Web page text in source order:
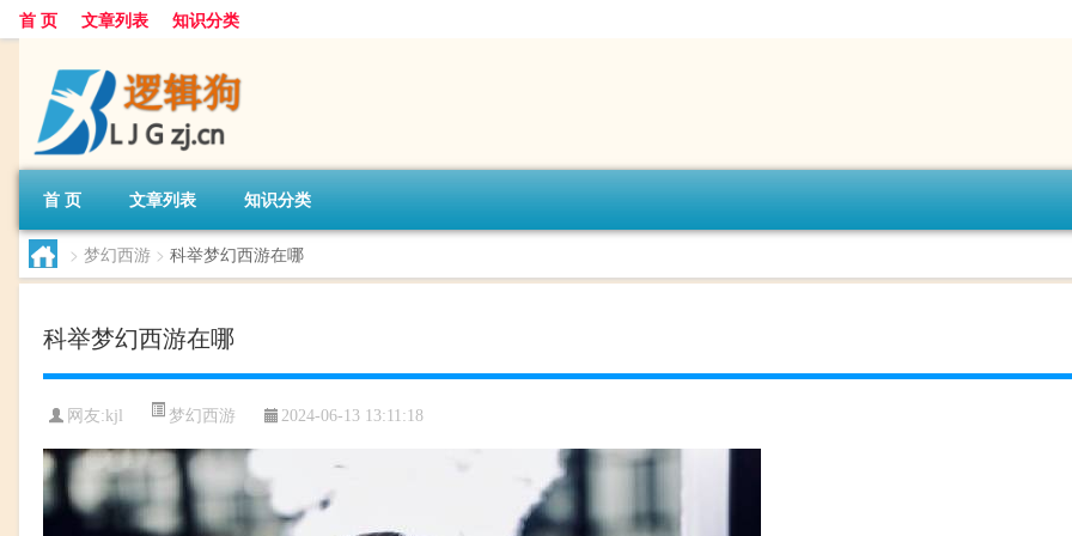
首 页 文章列表 知识分类
首 页 文章列表 知识分类
> 梦幻西游 > 科举梦幻西游在哪
科举梦幻西游在哪
网友: kjl 梦幻西游 2024-06-13 13:11:18